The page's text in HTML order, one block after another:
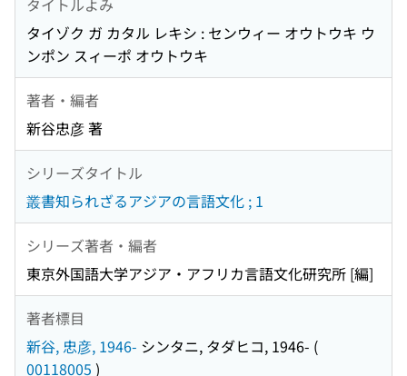
タイゾク ガ カタル レキシ : センウィー オウトウキ ウ
ンポン スィーポ オウトウキ
著者・編者
新谷忠彦 著
シリーズタイトル
叢書知られざるアジアの言語文化 ; 1
シリーズ著者・編者
東京外国語大学アジア・アフリカ言語文化研究所 [編]
著者標目
新谷, 忠彦, 1946- シンタニ, タダヒコ, 1946- (
00118005 )